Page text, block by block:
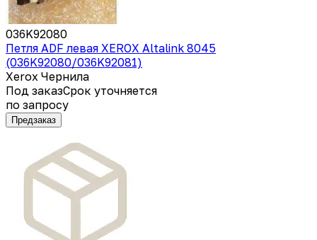
036K92080
Петля ADF левая XEROX Altalink 8045
(036K92080/036K92081)
Xerox Чернила
Под заказСрок уточняется
по запросу
Предзаказ